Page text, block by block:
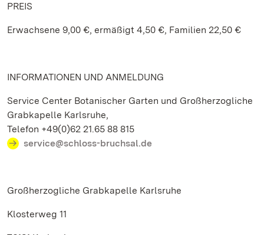
PREIS
Erwachsene 9,00 €, ermäßigt 4,50 €, Familien 22,50 €
INFORMATIONEN UND ANMELDUNG
Service Center Botanischer Garten und Großherzogliche
Grabkapelle Karlsruhe,
Telefon +49(0)62 21.65 88 815
service@schloss-bruchsal.de
Großherzogliche Grabkapelle Karlsruhe
Klosterweg 11